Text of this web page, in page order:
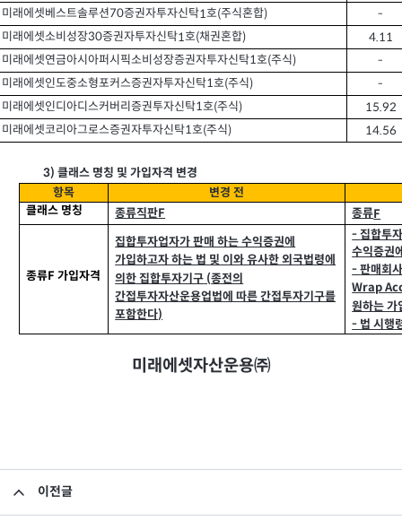
미래에셋베스트솔루션70증권자투자신탁1호(주식혼합)
-
미래에셋소비성장30증권자투자신탁1호(채권혼합)
4.11
미래에셋연금아시아퍼시픽소비성장증권자투자신탁1호(주식)
-
미래에셋인도중소형포커스증권자투자신탁1호(주식)
-
미래에셋인디아디스커버리증권투자신탁1호(주식)
15.92
미래에셋코리아그로스증권자투자신탁1호(주식) 14.56
3) 클래스 명칭 및 가입자격 변경
항목
변경 전
클래스 명칭
종류직판F 종류F
종류F가입자격
집합투자업자가 판매 하는 수익증권에
가입하고자 하는 법 및 이와 유사한 외국법령에
의한 집합투자기구 (종전의
간접투자자산운용업법에 따른 간접투자기구를
포함한다)
-집합투
수익증권
-판매회
Wrap
원하는 가
- 법 시행
미래에셋자산운용㈜
이전글